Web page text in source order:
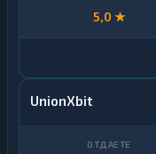
5,0 ★
UnionXbit